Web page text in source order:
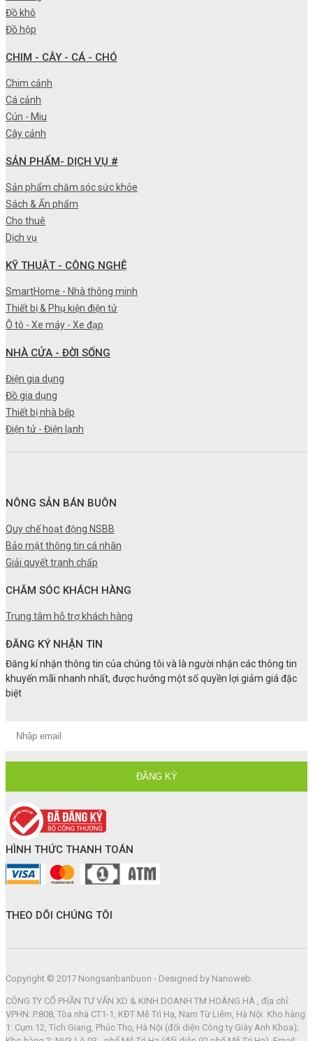
Đồ khô
Đồ hộp
CHIM - CÂY - CÁ - CHÓ
Chim cảnh
Cá cảnh
Cún - Miu
Cây cảnh
SẢN PHẨM- DỊCH VỤ #
Sản phẩm chăm sóc sức khỏe
Sách & Ấn phẩm
Cho thuê
Dịch vụ
KỸ THUẬT - CÔNG NGHỆ
SmartHome - Nhà thông minh
Thiết bị & Phụ kiện điện tử
Ô tô - Xe máy - Xe đạp
NHÀ CỬA - ĐỜI SỐNG
Điện gia dụng
Đồ gia dụng
Thiết bị nhà bếp
Điện tử - Điện lạnh
NÔNG SẢN BÁN BUÔN
Quy chế hoạt động NSBB
Bảo mật thông tin cá nhân
Giải quyết tranh chấp
CHĂM SÓC KHÁCH HÀNG
Trung tâm hỗ trợ khách hàng
ĐĂNG KÝ NHẬN TIN
Đăng kí nhận thông tin của chúng tôi và là người nhận các thông tin
khuyến mãi nhanh nhất, được hưởng một số quyền lợi giảm giá đặc
biệt
HÌNH THỨC THANH TOÁN
THEO DÕI CHÚNG TÔI
Copyright © 2017 Nongsanbanbuon - Designed by Nanoweb.
CÔNG TY CỔ PHẦN TƯ VẤN XD & KINH DOANH TM HOÀNG HÀ , địa chỉ:
VPHN: P.808, Tòa nhà CT1-1, KĐT Mễ Trì Hạ, Nam Từ Liêm, Hà Nội. Kho hàng
1: Cụm 12, Tích Giang, Phúc Thọ, Hà Nội (đối diện Công ty Giày Anh Khoa);